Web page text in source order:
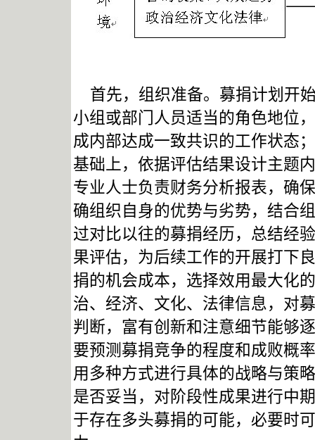
首先，组织准备。募捐计划开
小组或部门人员适当的角色地位
成内部达成一致共识的工作状态
基础上，依据评估结果设计主题
专业人士负责财务分析报表，确
确组织自身的优势与劣势，结合
过对比以往的募捐经历，总结经
果评估，为后续工作的开展打下
捐的机会成本，选择效用最大化
治、经济、文化、法律信息，对
判断，富有创新和注意细节能够
要预测募捐竞争的程度和成败概
用多种方式进行具体的战略与策
是否妥当，对阶段性成果进行中
于存在多头募捐的可能，必要时